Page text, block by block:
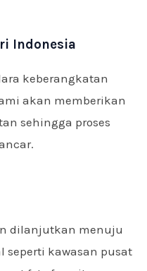
Indonesia
keberangkatan
akan memberikan
sehingga proses
dilanjutkan menuju
seperti kawasan pusat